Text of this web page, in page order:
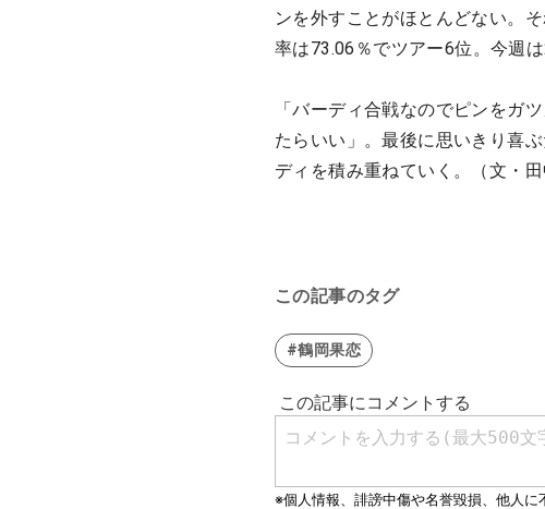
ンを外すことがほとんどない。
率は73.06％でツアー6位。今週
「バーディ合戦なのでピンをガ
たらいい」。最後に思いきり喜
ディを積み重ねていく。（文・田
この記事のタグ
#鶴岡果恋